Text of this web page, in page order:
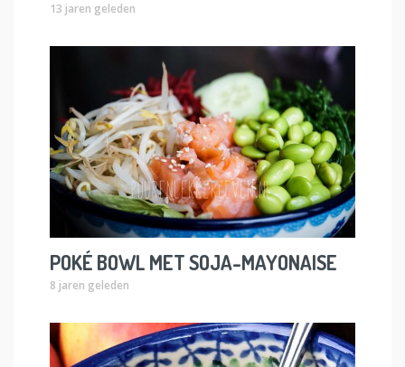
13 jaren geleden
POKÉ BOWL MET SOJA-MAYONAISE
8 jaren geleden